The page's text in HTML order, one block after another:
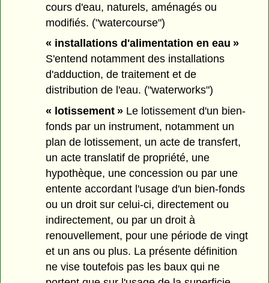
cours d'eau, naturels, aménagés ou
modifiés. ("watercourse")
« installations d'alimentation en eau »
S'entend notamment des installations
d'adduction, de traitement et de
distribution de l'eau. ("waterworks")
« lotissement » Le lotissement d'un bien-
fonds par un instrument, notamment un
plan de lotissement, un acte de transfert,
un acte translatif de propriété, une
hypothèque, une concession ou par une
entente accordant l'usage d'un bien-fonds
ou un droit sur celui-ci, directement ou
indirectement, ou par un droit à
renouvellement, pour une période de vingt
et un ans ou plus. La présente définition
ne vise toutefois pas les baux qui ne